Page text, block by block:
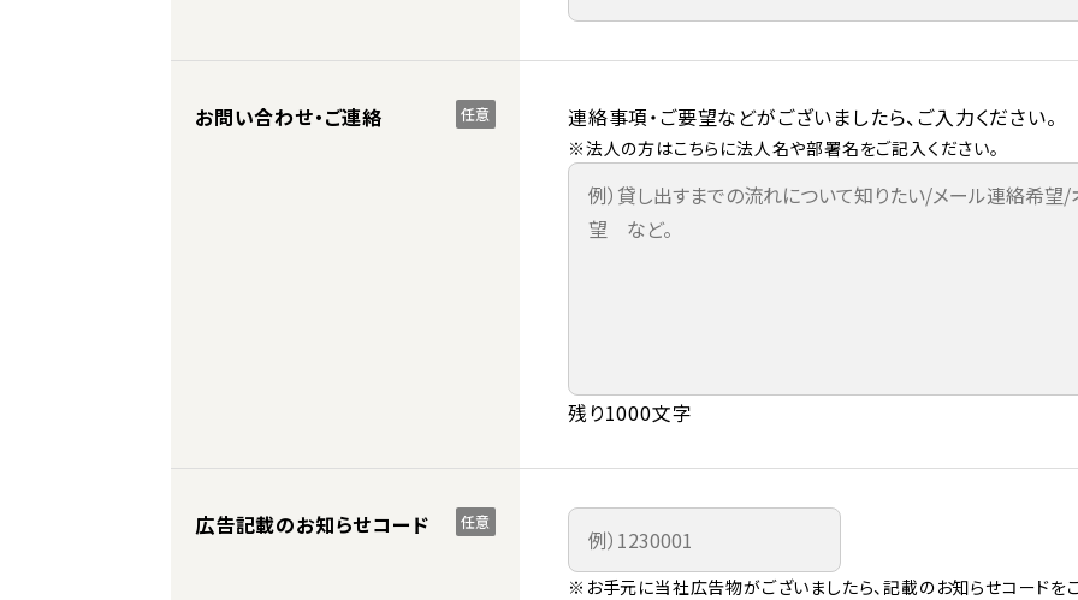
お問い合わせ・ご連絡 任意 連絡事項・ご要望などがございましたら、ご入力ください。
※法人の方はこちらに法人名や部署名をご記入ください。
残り1000文字
広告記載のお知らせコード 任意
※お手元に当社広告物がございましたら、記載のお知らせコードを